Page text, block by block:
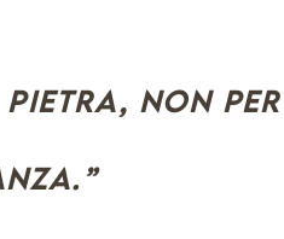
pietra, non per